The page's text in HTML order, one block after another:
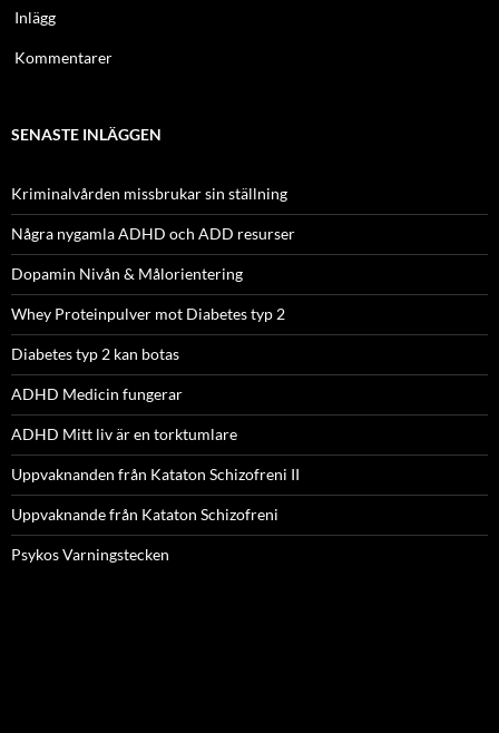
Inlägg
Kommentarer
SENASTE INLÄGGEN
Kriminalvården missbrukar sin ställning
Några nygamla ADHD och ADD resurser
Dopamin Nivån & Målorientering
Whey Proteinpulver mot Diabetes typ 2
Diabetes typ 2 kan botas
ADHD Medicin fungerar
ADHD Mitt liv är en torktumlare
Uppvaknanden från Kataton Schizofreni II
Uppvaknande från Kataton Schizofreni
Psykos Varningstecken